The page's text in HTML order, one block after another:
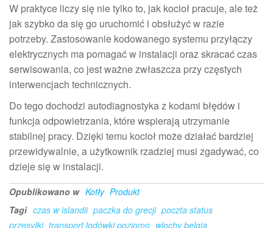
W praktyce liczy się nie tylko to, jak kocioł pracuje, ale też
jak szybko da się go uruchomić i obsłużyć w razie
potrzeby. Zastosowanie kodowanego systemu przyłączy
elektrycznych ma pomagać w instalacji oraz skracać czas
serwisowania, co jest ważne zwłaszcza przy częstych
interwencjach technicznych.
Do tego dochodzi autodiagnostyka z kodami błędów i
funkcja odpowietrzania, które wspierają utrzymanie
stabilnej pracy. Dzięki temu kocioł może działać bardziej
przewidywalnie, a użytkownik rzadziej musi zgadywać, co
dzieje się w instalacji.
Opublikowano w Kotły Produkt
Tagi czas w islandii paczka do grecji poczta status
przesyłki transport lodówki poziomo wlochy belgia